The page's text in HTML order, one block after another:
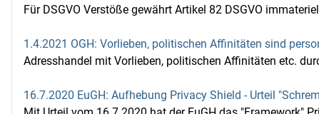
Für DSGVO Verstöße gewährt Artikel 82 DSGVO
1.4.2021 OGH: Vorlieben, politischen Affinitäten sind
Adresshandel mit Vorlieben, politischen Affinitäten etc.
16.7.2020 EuGH: Aufhebung Privacy Shield - Urteil